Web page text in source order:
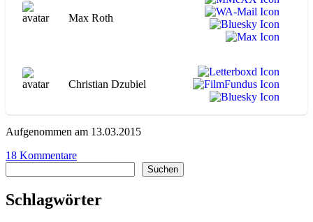
Max Roth
Christian Dzubiel
Aufgenommen am 13.03.2015
18 Kommentarezu
Aliens
Suchen
Schlagwörter